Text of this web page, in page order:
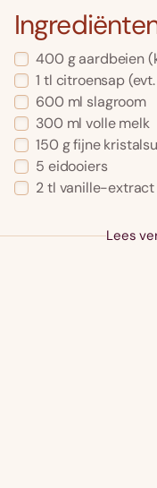
400 g aardbeien
1 tl citroensap(evt.
600 ml slagroom
300 ml volle melk
150 gfijne
5 eidooiers
2tl vanille-extract
Lees